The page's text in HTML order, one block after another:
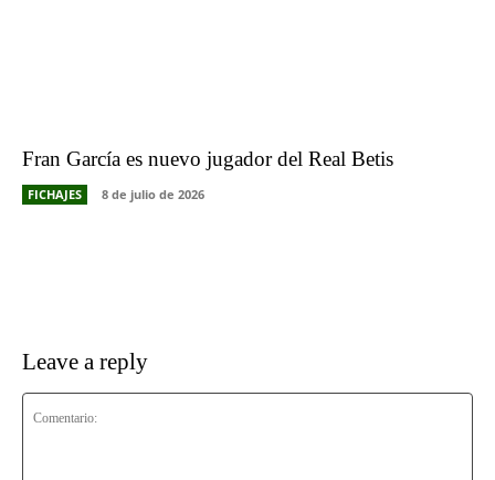
Fran García es nuevo jugador del Real Betis
FICHAJES 8 de julio de 2026
Leave a reply